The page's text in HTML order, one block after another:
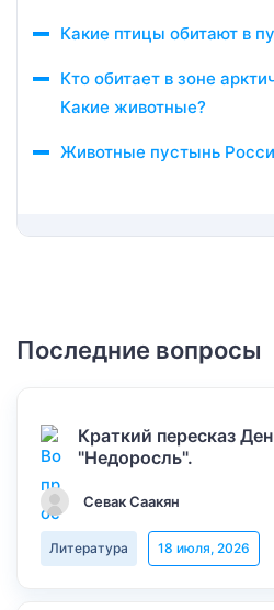
Какие птицы обитают в
Кто обитает в зоне
Какие животные?
Животные пустынь
Последние вопросы
Краткий пересказ
"Недоросль".
Севак Саакян
Литература 18 июля, 2026